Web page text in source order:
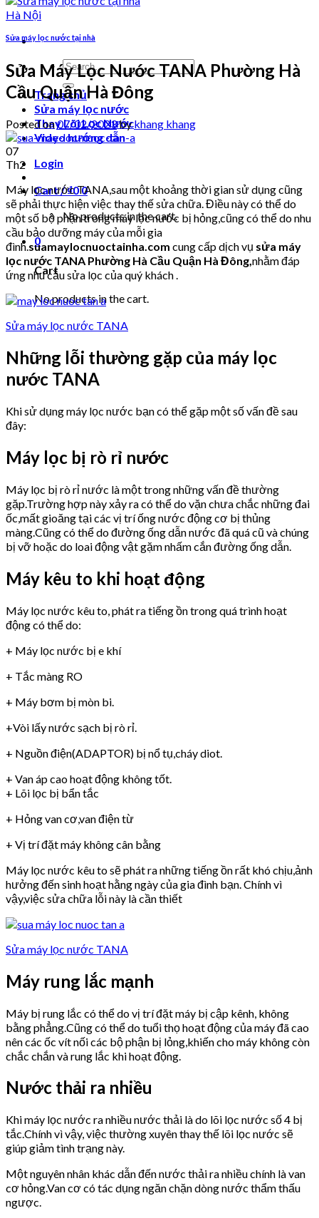
Search
for:
Trang chủ
Sửa máy lọc nước
Thay Lõi Lọc Nước
Video hướng dẫn
Login
Cart /₫00
No products in the cart.
0
Cart
No products in the cart.
Sửa máy lọc nước tại nhà
Sửa Máy Lọc Nước TANA Phường Hà
Cầu Quận Hà Đông
Posted on07/02/2023bykhang khang
07
Th2
Máy lọc nước TANA,sau một khoảng thời gian sử dụng cũng
sẽ phải thực hiện việc thay thế sửa chữa. Điều này có thể do
một số bộ phận trong máy lọc nước bị hỏng,cũng có thể do nhu
cầu bảo dưỡng máy của mỗi gia
đình.suamaylocnuoctainha.com cung cấp dịch vụ sửa máy
lọc nước TANA Phường Hà Cầu Quận Hà Đông,nhằm đáp
ứng nhu cầu sửa lọc của quý khách .
Sửa máy lọc nước TANA
Những lỗi thường gặp của máy lọc
nước TANA
Khi sử dụng máy lọc nước bạn có thể gặp một số vấn đề sau
đây:
Máy lọc bị rò rỉ nước
Máy lọc bị rò rỉ nước là một trong những vấn đề thường
gặp.Trường hợp này xảy ra có thể do vặn chưa chắc những đai
ốc,mất gioăng tại các vị trí ống nước động cơ bị thủng
màng.Cũng có thể do đường ống dẫn nước đã quá cũ và chúng
bị vỡ hoặc do loai động vật gặm nhấm cắn đường ống dẫn.
Máy kêu to khi hoạt động
Máy lọc nước kêu to, phát ra tiếng ồn trong quá trình hoạt
động có thể do:
+ Máy lọc nước bị e khí
+ Tắc màng RO
+ Máy bơm bị mòn bi.
+Vòi lấy nước sạch bị rò rỉ.
+ Nguồn điện(ADAPTOR) bị nổ tụ,cháy diot.
+ Van áp cao hoạt động không tốt.
+ Lõi lọc bị bẩn tắc
+ Hỏng van cơ,van điện từ
+ Vị trí đặt máy không cân bằng
Máy lọc nước kêu to sẽ phát ra những tiếng ồn rất khó chịu,ảnh
hưởng đến sinh hoạt hằng ngày của gia đình bạn. Chính vì
vậy,việc sửa chữa lỗi này là cần thiết
Sửa máy lọc nước TANA
Máy rung lắc mạnh
Máy bị rung lắc có thể do vị trí đặt máy bị cập kênh, không
bằng phẳng.Cũng có thể do tuổi thọ hoạt động của máy đã cao
nên các ốc vít nối các bộ phận bị lỏng,khiến cho máy không còn
chắc chắn và rung lắc khi hoạt động.
Nước thải ra nhiều
Khi máy lọc nước ra nhiều nước thải là do lõi lọc nước số 4 bị
tắc.Chính vì vậy, việc thường xuyên thay thế lõi lọc nước sẽ
giúp giảm tình trạng này.
Một nguyên nhân khác dẫn đến nước thải ra nhiều chính là van
cơ hỏng.Van cơ có tác dụng ngăn chặn dòng nước thẩm thấu
ngược.